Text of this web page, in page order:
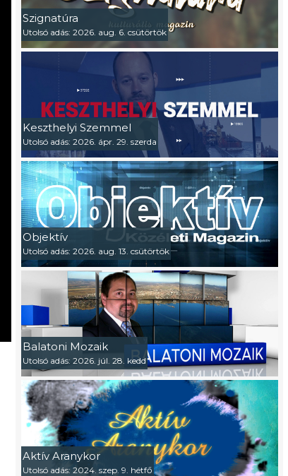
Szignatúra
Utolsó adás: 2026. aug. 6. csütörtök
Keszthelyi Szemmel
Utolsó adás: 2026. ápr. 29. szerda
Objektív
Utolsó adás: 2026. aug. 13. csütörtök
Balatoni Mozaik
Utolsó adás: 2026. júl. 28. kedd
Aktív Aranykor
Utolsó adás: 2024. szep. 9. hétfő